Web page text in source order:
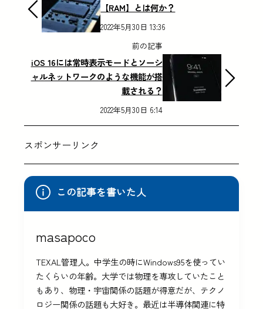
【RAM】とは何か？
2022年5月30日 13:36
前の記事
iOS 16には常時表示モードとソーシ
ャルネットワークのような機能が搭
載される？
2022年5月30日 6:14
スポンサーリンク
この記事を書いた人
masapoco
TEXAL管理人。中学生の時にWindows95を使ってい
たくらいの年齢。大学では物理を専攻していたこと
もあり、物理・宇宙関係の話題が得意だが、テクノ
ロジー関係の話題も大好き。最近は半導体関連に特